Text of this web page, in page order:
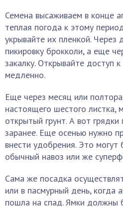
Семена высаживаем в конце
теплая погода к этому
укрывайте их пленкой.
пикировку брокколи, а еще
закалку. Открывайте доступ
медленно.
Еще через месяц или
настоящего шестого листка,
открытый грунт. А вот
заранее. Еще осенью нужно
внести удобрения. Это могут
обычный навоз или же
Сама же посадка
или в пасмурный день, когда
пошла на спад. Ямки должны